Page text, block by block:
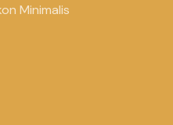
Minimalis